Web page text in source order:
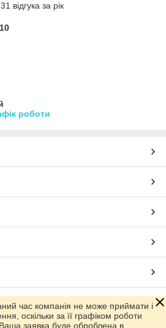
відгука за рік
роботи
Prom.ua
час компанія не може приймати і
оскільки за її графіком роботи
Ваша заявка буде оброблена в